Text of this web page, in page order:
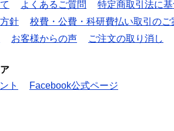
よくあるご質問
特定商取引法に
針
校費・公費・科研費払い取引のご
お客様からの声 ご注文の取り消し
ト
Facebook公式ページ